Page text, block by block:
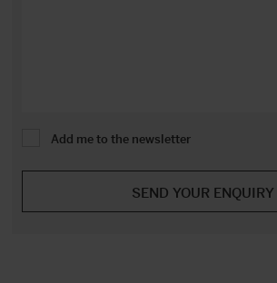
Add me to the newsletter